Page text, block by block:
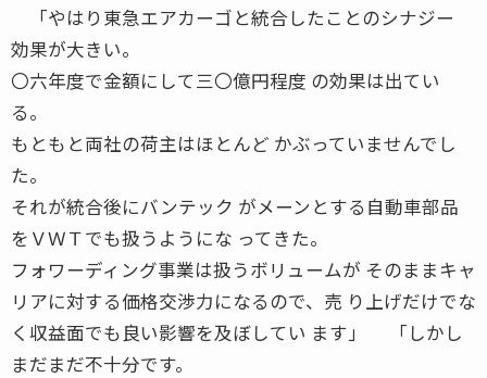
「やはり東急エアカーゴと統合したことのシナジー
効果が大きい。
〇六年度で金額にして三〇億円程度 の効果は出てい
る。
もともと両社の荷主はほとんど かぶっていませんでし
た。
それが統合後にバンテック がメーンとする自動車部品
をＶＷＴでも扱うようにな ってきた。
フォワーディング事業は扱うボリュームが そのままキャ
リアに対する価格交渉力になるので、売 り上げだけでな
く収益面でも良い影響を及ぼしてい ます」 「しかし
まだまだ不十分です。